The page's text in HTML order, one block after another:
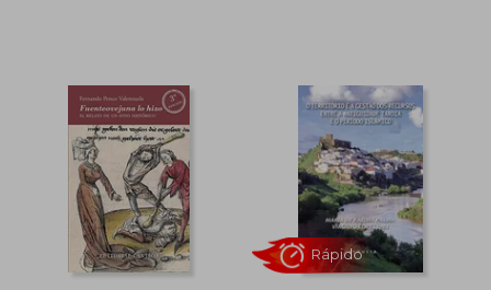
5% 5%